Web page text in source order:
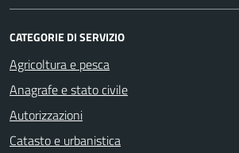
CATEGORIE DI SERVIZIO
Agricoltura e pesca
Anagrafe e stato civile
Autorizzazioni
Catasto e urbanistica